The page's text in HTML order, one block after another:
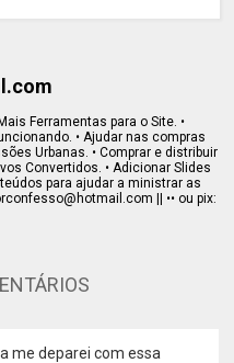
Ferramentas para o Site. •
• Ajudar nas compras
Urbanas. • Comprar e distribuir
Convertidos. • Adicionar Slides
para ajudar a ministrar as
|| •• ou pix:
me deparei com essa